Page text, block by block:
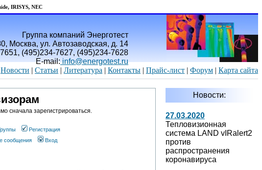
IRISYS, NEC
Группа компаний Энерготест
Москва, ул. Автозаводская, д. 14
(495)234-7627, (495)234-7628
E-mail:info@energotest.ru
Новости | Статьи | Литература | Контакты | Прайс-лист | Форум | Карта сайта
сначала зарегистрироваться.
Регистрация
сообщения Вход
Новости:
27.03.2020
Тепловизионная
система LAND vIRalert2
против
распространения
коронавируса